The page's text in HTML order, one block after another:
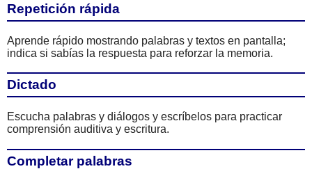
Repetición rápida
Aprende rápido mostrando palabras y textos en pantalla;
indica si sabías la respuesta para reforzar la memoria.
Dictado
Escucha palabras y diálogos y escríbelos para practicar
comprensión auditiva y escritura.
Completar palabras